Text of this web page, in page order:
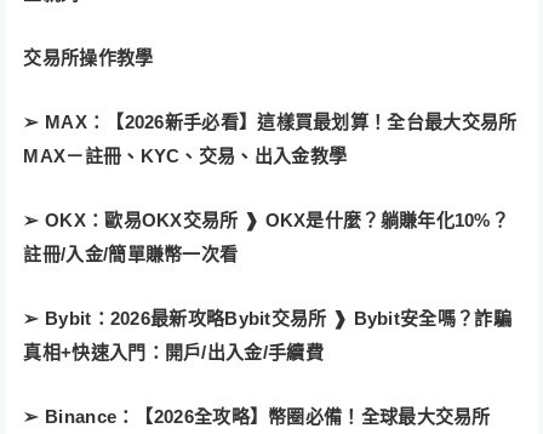
交易所操作教學
➢ MAX：【2026新手必看】這樣買最划算！全台最大交易所
MAX－註冊、KYC、交易、出入金教學
➢ OKX：歐易OKX交易所 ❱ OKX是什麼？躺賺年化10%？
註冊/入金/簡單賺幣一次看
➢ Bybit：2026最新攻略Bybit交易所 ❱ Bybit安全嗎？詐騙
真相+快速入門：開戶/出入金/手續費
➢ Binance：【2026全攻略】幣圈必備！全球最大交易所